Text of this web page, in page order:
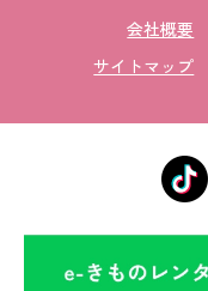
会社概要
サイトマップ